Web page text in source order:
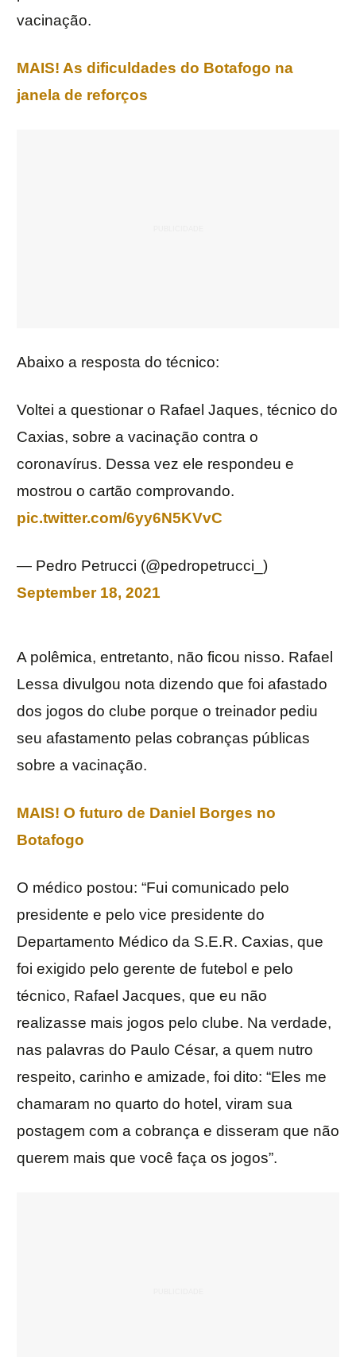
vacinação.
MAIS! As dificuldades do Botafogo na
janela de reforços
Abaixo a resposta do técnico:
Voltei a questionar o Rafael Jaques, técnico do
Caxias, sobre a vacinação contra o
coronavírus. Dessa vez ele respondeu e
mostrou o cartão comprovando.
pic.twitter.com/6yy6N5KVvC
— Pedro Petrucci (@pedropetrucci_)
September 18, 2021
A polêmica, entretanto, não ficou nisso. Rafael
Lessa divulgou nota dizendo que foi afastado
dos jogos do clube porque o treinador pediu
seu afastamento pelas cobranças públicas
sobre a vacinação.
MAIS! O futuro de Daniel Borges no
Botafogo
O médico postou: “Fui comunicado pelo
presidente e pelo vice presidente do
Departamento Médico da S.E.R. Caxias, que
foi exigido pelo gerente de futebol e pelo
técnico, Rafael Jacques, que eu não
realizasse mais jogos pelo clube. Na verdade,
nas palavras do Paulo César, a quem nutro
respeito, carinho e amizade, foi dito: “Eles me
chamaram no quarto do hotel, viram sua
postagem com a cobrança e disseram que não
querem mais que você faça os jogos”.